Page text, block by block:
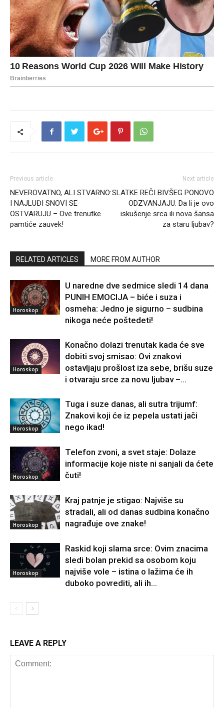
Previous article
NEVEROVATNO, ALI STVARNO:
I NAJLUĐI SNOVI SE
OSTVARUJU – Ove trenutke
pamtiće zauvek!
Next article
SLATKE REČI BIVŠEG PONOVO
ODZVANJAJU: Da li je ovo
iskušenje srca ili nova šansa
za staru ljubav?
RELATED ARTICLES MORE FROM AUTHOR
Horoskop
U naredne dve sedmice sledi 14 dana
PUNIH EMOCIJA – biće i suza i
osmeha: Jedno je sigurno – sudbina
nikoga neće poštedeti!
Horoskop
Konačno dolazi trenutak kada će sve
dobiti svoj smisao: Ovi znakovi
ostavljaju prošlost iza sebe, brišu suze
i otvaraju srce za novu ljubav –...
Horoskop
Tuga i suze danas, ali sutra trijumf:
Znakovi koji će iz pepela ustati jači
nego ikad!
Horoskop
Telefon zvoni, a svet staje: Dolaze
informacije koje niste ni sanjali da ćete
čuti!
Horoskop
Kraj patnje je stigao: Najviše su
stradali, ali od danas sudbina konačno
nagrađuje ove znake!
Horoskop
Raskid koji slama srce: Ovim znacima
sledi bolan prekid sa osobom koju
najviše vole – istina o lažima će ih
duboko povrediti, ali ih...
LEAVE A REPLY